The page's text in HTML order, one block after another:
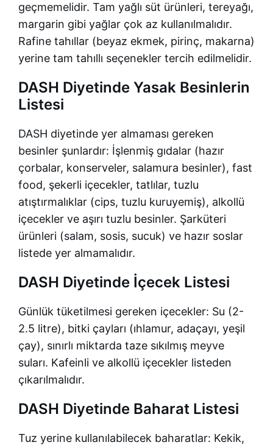
geçmemelidir. Tam yağlı süt ürünleri, tereyağı,
margarin gibi yağlar çok az kullanılmalıdır.
Rafine tahıllar (beyaz ekmek, pirinç, makarna)
yerine tam tahıllı seçenekler tercih edilmelidir.
DASH Diyetinde Yasak Besinlerin
Listesi
DASH diyetinde yer almaması gereken
besinler şunlardır: İşlenmiş gıdalar (hazır
çorbalar, konserveler, salamura besinler), fast
food, şekerli içecekler, tatlılar, tuzlu
atıştırmalıklar (cips, tuzlu kuruyemiş), alkollü
içecekler ve aşırı tuzlu besinler. Şarküteri
ürünleri (salam, sosis, sucuk) ve hazır soslar
listede yer almamalıdır.
DASH Diyetinde İçecek Listesi
Günlük tüketilmesi gereken içecekler: Su (2-
2.5 litre), bitki çayları (ıhlamur, adaçayı, yeşil
çay), sınırlı miktarda taze sıkılmış meyve
suları. Kafeinli ve alkollü içecekler listeden
çıkarılmalıdır.
DASH Diyetinde Baharat Listesi
Tuz yerine kullanılabilecek baharatlar: Kekik,